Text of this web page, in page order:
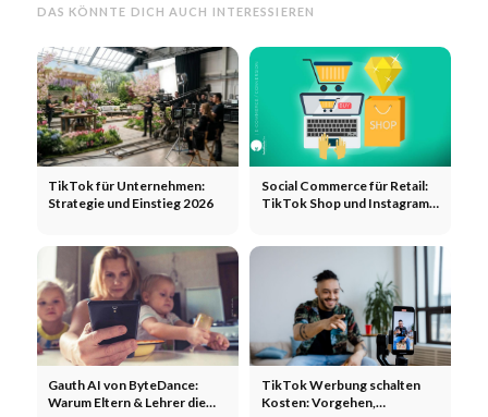
DAS KÖNNTE DICH AUCH INTERESSIEREN
TikTok für Unternehmen:
Strategie und Einstieg 2026
Social Commerce für Retail:
TikTok Shop und Instagram
Gauth AI von ByteDance:
Warum Eltern & Lehrer die
TikTok Werbung schalten
Kosten: Vorgehen,